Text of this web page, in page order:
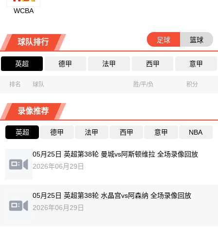
WCBA
球队排行 足球 篮球
英超 德甲 法甲 西甲 意甲
排名 球队 胜/平/负 积分
录像推荐
英超 德甲 法甲 西甲 意甲 NBA
05月25日 英超第38轮 曼城vs阿斯顿维拉 全场录像回放
2026年06月29日
05月25日 英超第38轮 水晶宫vs阿森纳 全场录像回放
2026年06月29日